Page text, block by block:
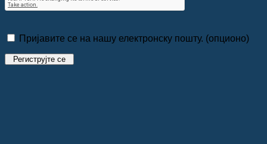
Пријавите се на нашу електронску пошту. (опционо)
Региструјте се